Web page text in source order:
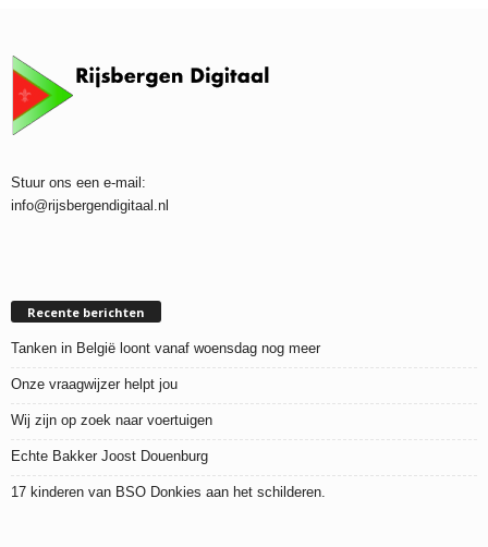
Stuur ons een e-mail:
info@rijsbergendigitaal.nl
Recente berichten
Tanken in België loont vanaf woensdag nog meer
Onze vraagwijzer helpt jou
Wij zijn op zoek naar voertuigen
Echte Bakker Joost Douenburg
17 kinderen van BSO Donkies aan het schilderen.